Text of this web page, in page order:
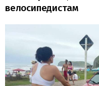
велосипедистам